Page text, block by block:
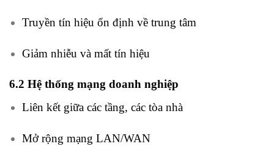
Truyền tín hiệu ổn định về trung tâm
Giảm nhiễu và mất tín hiệu
6.2 Hệ thống mạng doanh nghiệp
Liên kết giữa các tầng, các tòa nhà
Mở rộng mạng LAN/WAN